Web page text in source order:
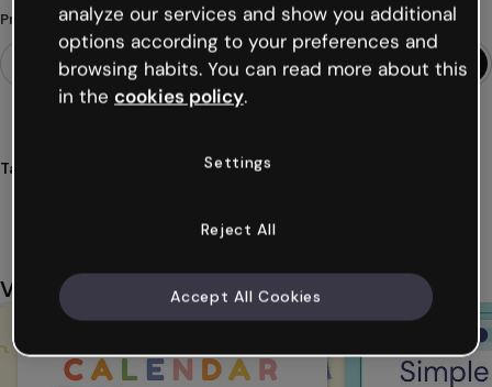
Procurando algo diferente?
Tags
Você também pode gostar
analyze our services and show you additional
options according to your preferences and
browsing habits. You can read more about this
in the cookies policy.
Settings
Reject All
Accept All Cookies